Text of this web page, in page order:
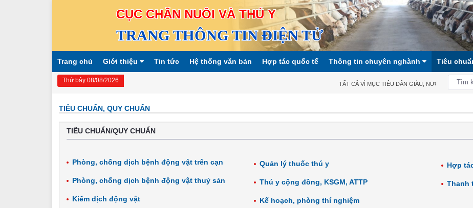
CỤC CHĂN NUÔI VÀ THÚ Y
TRANG THÔNG TIN ĐIỆN TỬ
Trang chủ Giới thiệu Tin tức Hệ thống văn bản Hợp tác quốc tế Thông tin chuyên nghành Tiêu
Thứ bảy 08/08/2026 TẤT CẢ VÌ MỤC TIÊU DÂN GIÀU, NƯỚC MẠNH, XÃ
TIÊU CHUẨN, QUY CHUẨN
TIÊU CHUẨN/QUY CHUẨN
Phòng, chống dịch bệnh động vật trên cạn
Phòng, chống dịch bệnh động vật thuỷ sản
Kiểm dịch động vật
Quản lý thuốc thú y
Thú y cộng đồng, KSGM, ATTP
Kế hoạch, phòng thí nghiệm
Hợp
Thanh